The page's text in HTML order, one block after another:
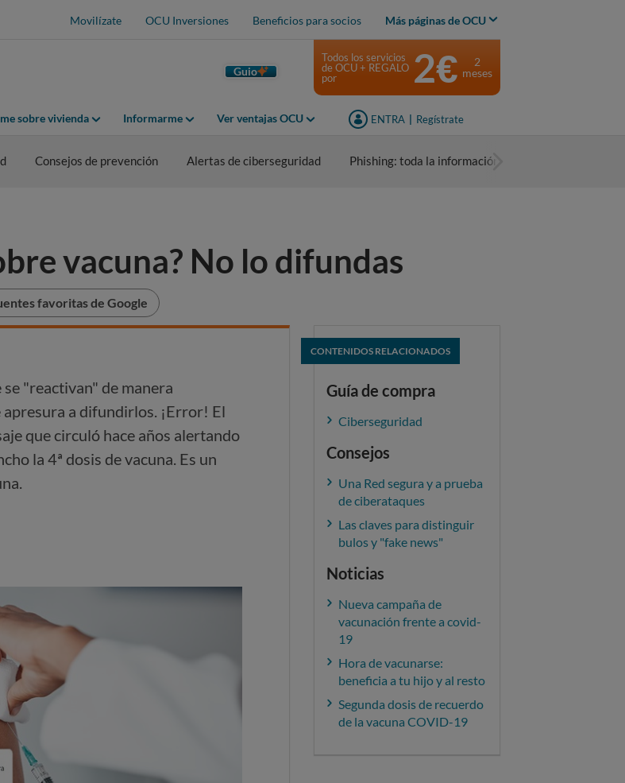
Movilízate OCU Inversiones Beneficios para socios Más páginas de OCU
Guio
sobre vivienda Informarme Ver ventajas OCU ENTRA Regístrate
Todos los servicios
de OCU + REGALO
por
2€
2
meses
Consejos de prevención Alertas de ciberseguridad Phishing: toda la información
vacuna? No lo difundas
favoritas de Google
se "reactivan" de manera
a difundirlos. ¡Error! El
que circuló hace años alertando
la 4ª dosis de vacuna. Es un
CONTENIDOS RELACIONADOS
Guía de compra
Ciberseguridad
Consejos
Una Red segura y a prueba
de ciberataques
Las claves para distinguir
bulos y "fake news"
Noticias
Nueva campaña de
vacunación frente a covid-
19
Hora de vacunarse:
beneficia a tu hijo y al resto
Segunda dosis de recuerdo
de la vacuna COVID-19